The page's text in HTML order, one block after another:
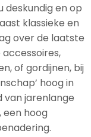
deskundig en op
klassieke en
over de laatste
of gordijnen, bij
hoog in
van jarenlange
hoog